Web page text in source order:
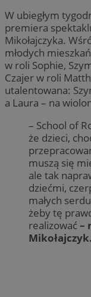
W ubiegłym
premiera
Mikołajczyka.
młodych
w roli Sophie,
Czajer w roli
utalentowana:
a Laura – na
– School of
że dzieci,
muszą się
ale tak
dziećmi,
małych
żeby tę
realizować–
Mikołajczyk.